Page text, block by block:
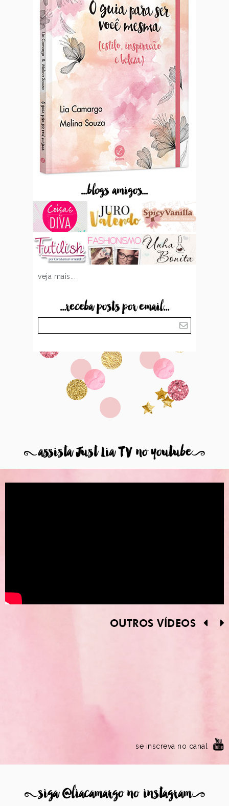
...blogs amigos...
veja mais...
...receba posts por email...
8assista Just Lia TV no youtube9
OUTROS VÍDEOS
se inscreva no canal
8siga @liacamargo no instagram9